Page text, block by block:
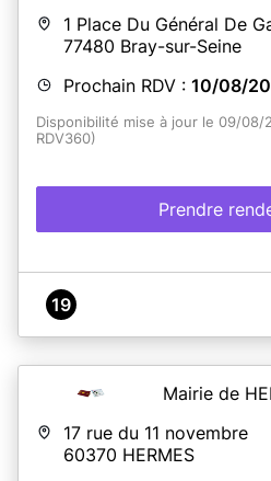
1 Place Du Général De
77480 Bray-sur-Seine
Prochain RDV : 10/08/
Disponibilité mise à jour le 09/08/
RDV360)
Prendre
19
Mairie de
17 rue du 11 novembre
60370 HERMES